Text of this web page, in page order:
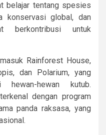
belajar tentang spesies
konservasi global, dan
berkontribusi untuk
Rainforest House,
dan Polarium, yang
hewan-hewan kutub.
dengan program
panda raksasa, yang